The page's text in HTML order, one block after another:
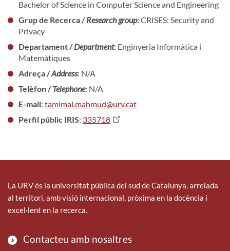
Bachelor of Science in Computer Science and Engineering
Grup de Recerca /Research group: CRISES: Security and
Privacy
Departament /Department: Enginyeria Informàtica i
Matemàtiques
Adreça /Address: N/A
Telèfon /Telephone: N/A
E-mail: tamimal.mahmud@urv.cat
Perfil públic IRIS: 335718
La URV és la universitat pública del sud de Catalunya, arrelada
al territori, amb visió internacional, pròxima en la docència i
excel·lent en la recerca.
Contacteu amb nosaltres